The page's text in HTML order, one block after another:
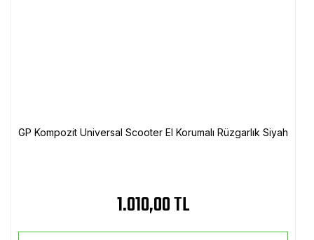
GP Kompozit Universal Scooter El Korumalı Rüzgarlık Siyah
1.010,00 TL